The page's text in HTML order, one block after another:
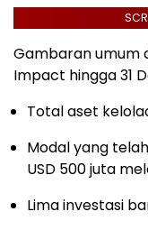
Gambaran umum
Impact hingga 31
Total aset
Modal yang
USD 500 juta
Lima investasi